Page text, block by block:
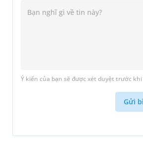
Ý kiến của bạn sẽ được xét duyệt trước khi
Gửi